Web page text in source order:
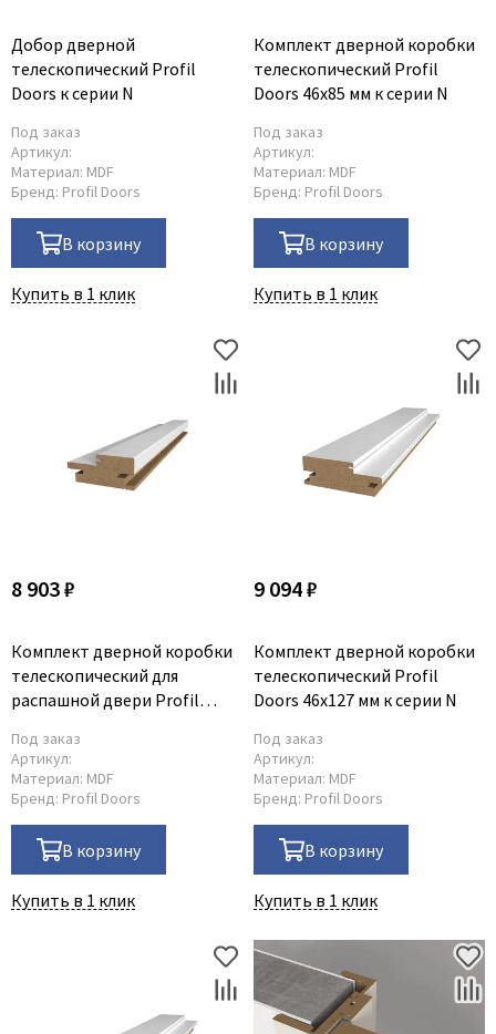
Profilo Porte
Uberture
Владимирский погонаж
Погонаж экошпон Zadoor
Добор дверной
телескопический Profil
Doors к серии N
Под заказ
Артикул:
Материал: MDF
Бренд: Profil Doors
В корзину
Купить в 1 клик
Комплект дверной коробки
телескопический Profil
Doors 46x85 мм к серии N
Под заказ
Артикул:
Материал: MDF
Бренд: Profil Doors
В корзину
Купить в 1 клик
8 903 ₽
Комплект дверной коробки
телескопический для
распашной двери Profil
Под заказ
Артикул:
Материал: MDF
Бренд: Profil Doors
В корзину
Купить в 1 клик
9 094 ₽
Комплект дверной коробки
телескопический Profil
Doors 46x127 мм к серии N
Под заказ
Артикул:
Материал: MDF
Бренд: Profil Doors
В корзину
Купить в 1 клик